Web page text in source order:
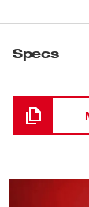
Specs
Cargando